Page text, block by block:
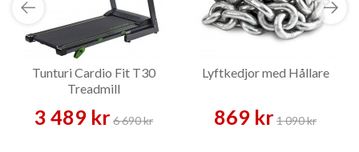
Tunturi Cardio Fit T30
Treadmill
3 489 kr6 690 kr
Lyftkedjor med Hållare
869 kr1 090 kr